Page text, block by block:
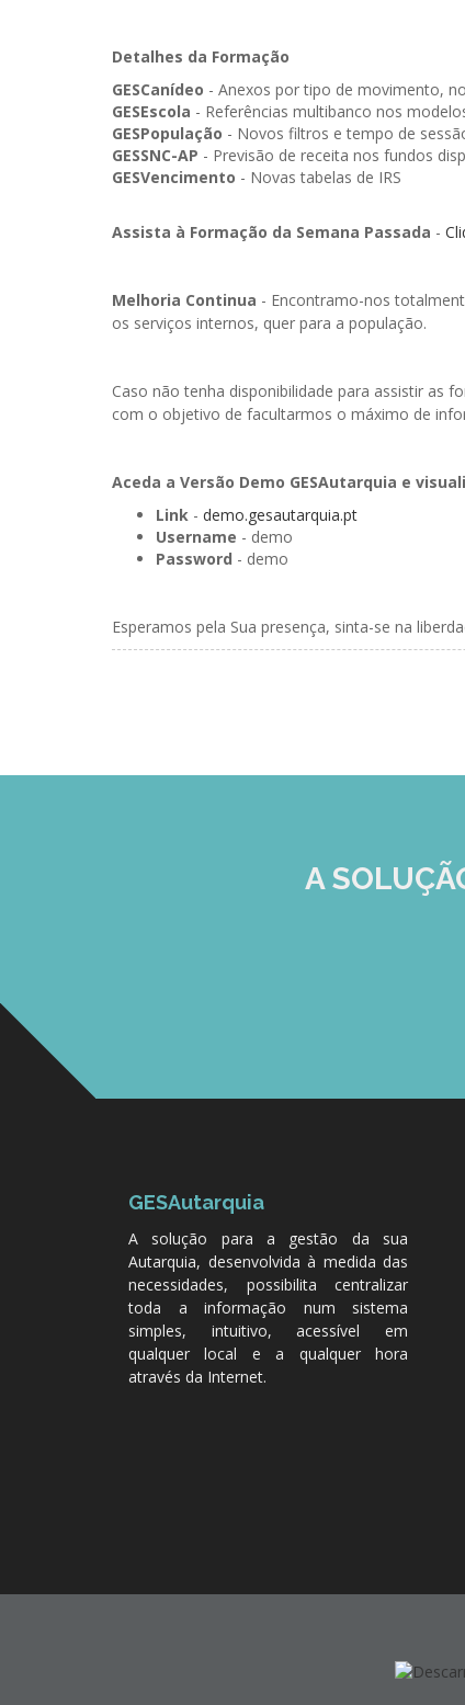
Detalhes da Formação
GESCanídeo - Anexos por tipo de movimento,
GESEscola - Referências multibanco nos
GESPopulação - Novos filtros e tempo de
GESSNC-AP - Previsão de receita nos fundos
GESVencimento - Novas tabelas de IRS
Assista à Formação da Semana Passada -
Melhoria Continua - Encontramo-nos
os serviços internos, quer para a população.
Caso não tenha disponibilidade para assistir as
com o objetivo de facultarmos o máximo de
Aceda a Versão Demo GESAutarquia e
Link - demo.gesautarquia.pt
Username - demo
Password - demo
Esperamos pela Sua presença, sinta-se na
A
GESAutarquia
A solução para a gestão da sua
Autarquia, desenvolvida à medida das
necessidades, possibilita centralizar
toda a informação num sistema
simples, intuitivo, acessível em
qualquer local e a qualquer hora
através da Internet.